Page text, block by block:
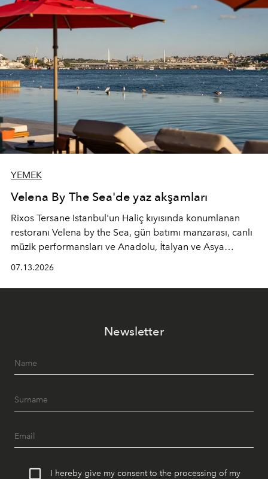
YEMEK
Velena By The Sea'de yaz akşamları
Rixos Tersane Istanbul'un Haliç kıyısında konumlanan
restoranı Velena by the Sea, gün batımı manzarası, canlı
müzik performansları ve Anadolu, İtalyan ve Asya
devam ediyor.
07.13.2026
Newsletter
I hereby give my consent to the processing of my